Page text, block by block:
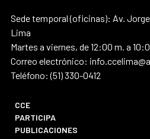
Sede temporal (oficinas): Av.
Lima
Martes a viernes, de 12:00 m. a
Correo electrónico:
Teléfono: (51) 330-0412
CCE
PARTICIPA
PUBLICACIONES